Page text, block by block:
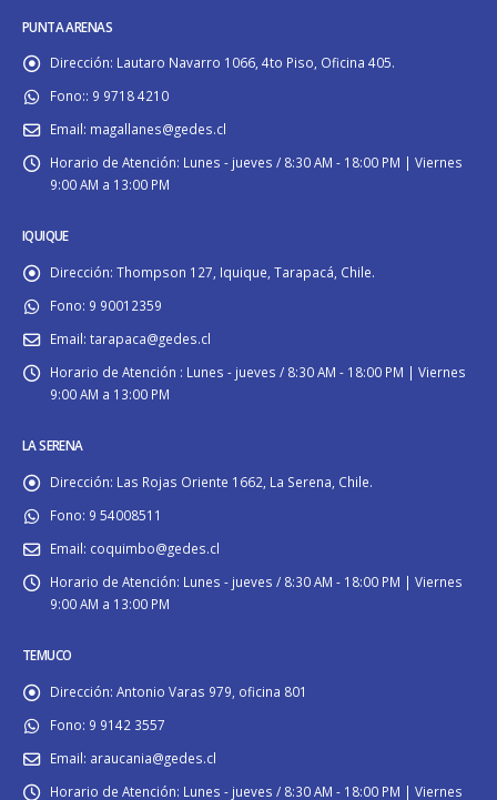
PUNTA ARENAS
Dirección: Lautaro Navarro 1066, 4to Piso, Oficina 405.
Fono:: 9 9718 4210
Email: magallanes@gedes.cl
Horario de Atención: Lunes - jueves / 8:30 AM - 18:00 PM | Viernes
9:00 AM a 13:00 PM
IQUIQUE
Dirección: Thompson 127, Iquique, Tarapacá, Chile.
Fono: 9 90012359
Email: tarapaca@gedes.cl
Horario de Atención : Lunes - jueves / 8:30 AM - 18:00 PM | Viernes
9:00 AM a 13:00 PM
LA SERENA
Dirección: Las Rojas Oriente 1662, La Serena, Chile.
Fono: 9 54008511
Email: coquimbo@gedes.cl
Horario de Atención: Lunes - jueves / 8:30 AM - 18:00 PM | Viernes
9:00 AM a 13:00 PM
TEMUCO
Dirección: Antonio Varas 979, oficina 801
Fono: 9 9142 3557
Email: araucania@gedes.cl
Horario de Atención: Lunes - jueves / 8:30 AM - 18:00 PM | Viernes